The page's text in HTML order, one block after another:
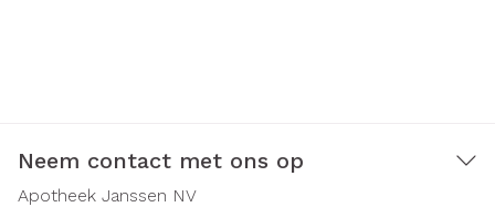
Neem contact met ons op
Apotheek Janssen NV